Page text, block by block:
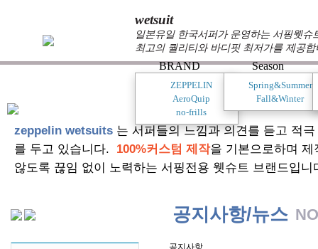
wetsuit
일본유일 한국서퍼가 운영하는 서핑웻
최고의 퀄리티와 바디핏 최저가를 제공합
BRAND
ZEPPELIN
AeroQuip
no-frills
Season
Spring&Summer
Fall&Winter
zeppelin wetsuits 는 서퍼들의 느낌과 의견를 듣고 적
를 두고 있습니다. 100%커스텀 제작을 기본으로하며
않도록 끊임 없이 노력하는 서핑전용 웻슈트 브랜드입니
공지사항/뉴스
공지사항